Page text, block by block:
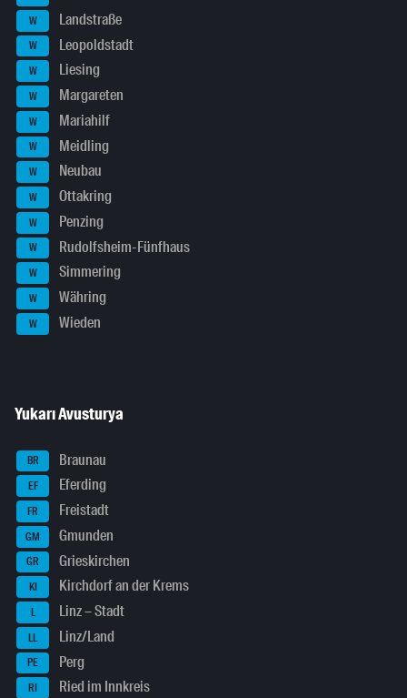
W Landstraße
W Leopoldstadt
W Liesing
W Margareten
W Mariahilf
W Meidling
W Neubau
W Ottakring
W Penzing
W Rudolfsheim-Fünfhaus
W Simmering
W Währing
W Wieden
Yukarı Avusturya
BR Braunau
EF Eferding
FR Freistadt
GM Gmunden
GR Grieskirchen
KI Kirchdorf an der Krems
L Linz – Stadt
LL Linz/Land
PE Perg
RI Ried im Innkreis